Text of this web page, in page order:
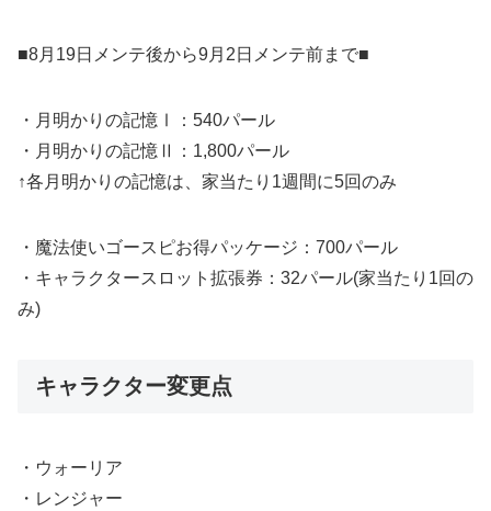
■8月19日メンテ後から9月2日メンテ前まで■
・月明かりの記憶Ⅰ：540パール
・月明かりの記憶Ⅱ：1,800パール
↑各月明かりの記憶は、家当たり1週間に5回のみ
・魔法使いゴースピお得パッケージ：700パール
・キャラクタースロット拡張券：32パール(家当たり1回の
み)
キャラクター変更点
・ウォーリア
・レンジャー